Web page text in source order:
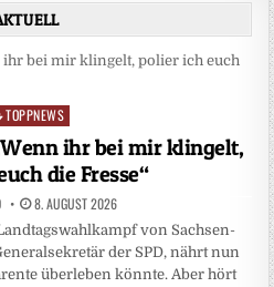
TOPPNEWS
ihr bei mir klingelt,
die Fresse“
8. AUGUST 2026
von Sachsen-
der SPD, nährt nun
überleben könnte. Aber hört